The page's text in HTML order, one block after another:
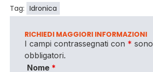
Tag: Idronica
RICHIEDI MAGGIORI INFORMAZIONI
I campi contrassegnati con * sono
obbligatori.
Nome *